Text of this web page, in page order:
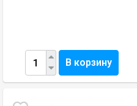
В корзину